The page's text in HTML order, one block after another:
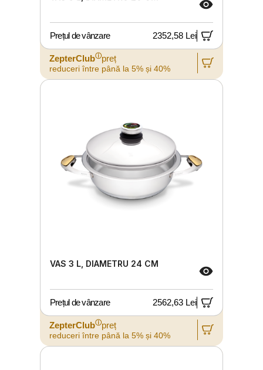
Prețul de vânzare 2352,58 Lei
ZepterClubⓘpreț
reduceri între până la 5% și 40%
VAS 3 L, DIAMETRU 24 CM
Prețul de vânzare 2562,63 Lei
ZepterClubⓘpreț
reduceri între până la 5% și 40%